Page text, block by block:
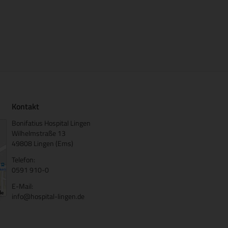
Kontakt
Bonifatius Hospital Lingen
Wilhelmstraße 13
49808 Lingen (Ems)
Telefon:
0591 910-0
E-Mail:
info@hospital-lingen.de